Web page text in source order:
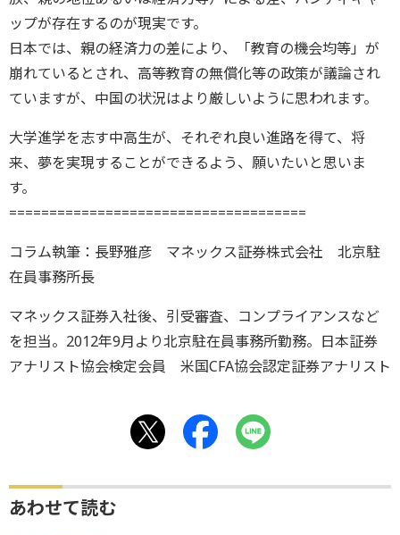
ップが存在するのが現実です。
日本では、親の経済力の差により、「教育の機会均等」が
崩れているとされ、高等教育の無償化等の政策が議論され
ていますが、中国の状況はより厳しいように思われます。
大学進学を志す中高生が、それぞれ良い進路を得て、将
来、夢を実現することができるよう、願いたいと思いま
す。
=====================================
コラム執筆：長野雅彦 マネックス証券株式会社 北京駐
在員事務所長
マネックス証券入社後、引受審査、コンプライアンスなど
を担当。2012年9月より北京駐在員事務所勤務。日本証券
アナリスト協会検定会員 米国CFA協会認定証券アナリスト
あわせて読む